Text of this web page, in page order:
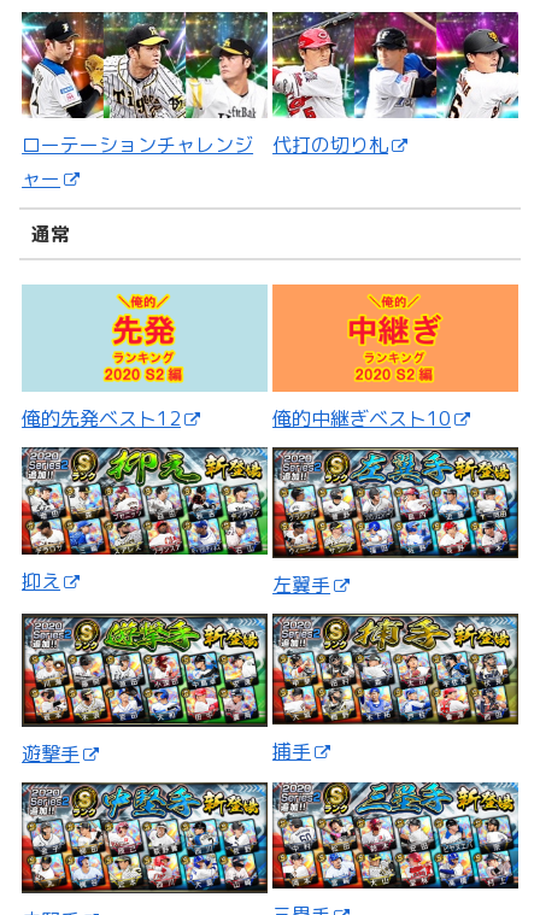
ローテーションチャレンジ
ャー
代打の切り札
通常
俺的先発ベスト12 俺的中継ぎベスト10
抑え 左翼手
遊撃手 捕手